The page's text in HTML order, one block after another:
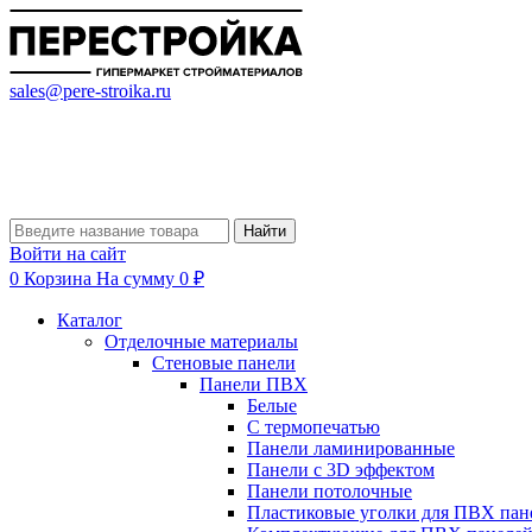
sales@pere-stroika.ru
Найти
Войти на сайт
0 Корзина На сумму 0 ₽
Каталог
Отделочные материалы
Стеновые панели
Панели ПВХ
Белые
С термопечатью
Панели ламинированные
Панели с 3D эффектом
Панели потолочные
Пластиковые уголки для ПВХ